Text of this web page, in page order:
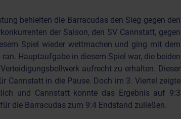
behielten die Barracudas den Sieg gegen den
der Saison, den SV Cannstatt, gegen
Spiel wieder wettmachen und ging mit dem
Hauptaufgabe in diesem Spiel war, die beiden
aufrecht zu erhalten. Dieser
Cannstatt in die Pause. Doch im 3. Viertel zeigte
und Cannstatt konnte das Ergebnis auf 9:3
die Barracudas zum 9:4 Endstand zuließen.